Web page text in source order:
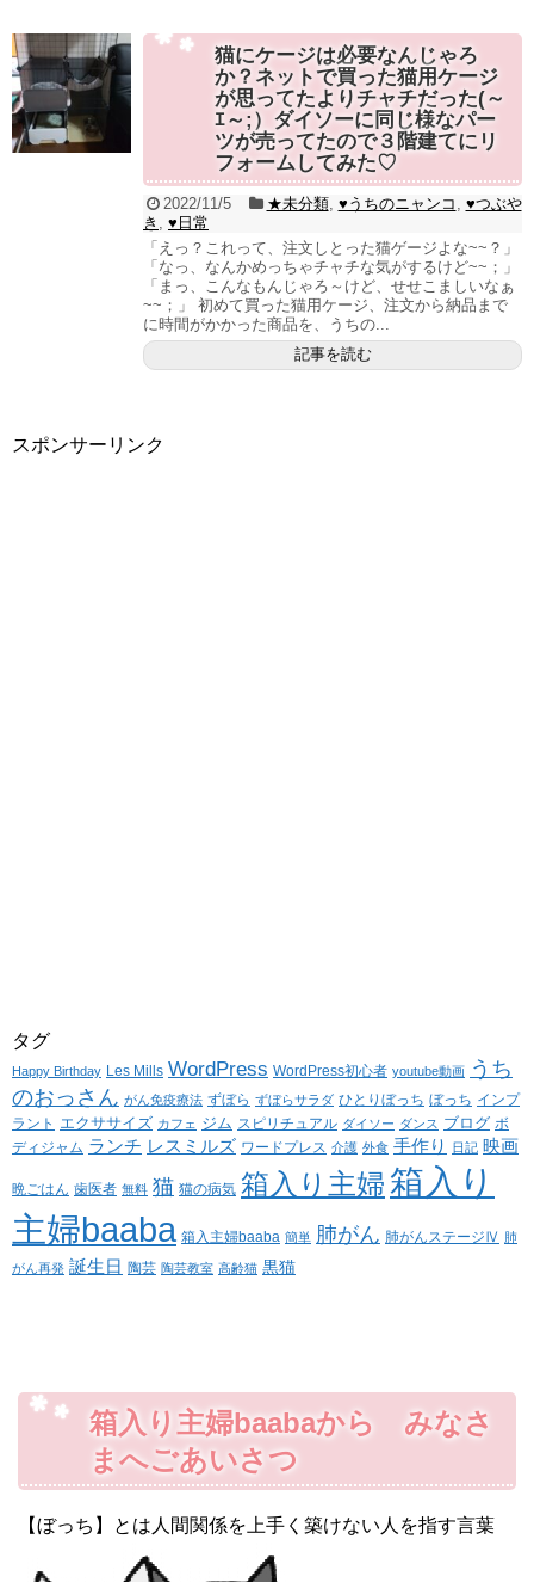
猫にケージは必要なんじゃろ
か？ネットで買った猫用ケージ
が思ってたよりチャチだった(～
ｴ～;）ダイソーに同じ様なパー
ツが売ってたので３階建てにリ
フォームしてみた♡
2022/11/5 ★未分類, ♥うちのニャンコ , ♥つぶや
き , ♥日常
「えっ？これって、注文しとった猫ゲージよな~~？」
「なっ、なんかめっちゃチャチな気がするけど~~；」
「まっ、こんなもんじゃろ～けど、せせこましいなぁ
~~；」 初めて買った猫用ケージ、注文から納品まで
に時間がかかった商品を、うちの...
記事を読む
スポンサーリンク
タグ
Happy Birthday Les Mills WordPress WordPress初心者 youtube動画 うち
のおっさん がん免疫療法 ずぼら ずぼらサラダ ひとりぼっち ぼっち インプ
ラント エクササイズ カフェ ジム スピリチュアル ダイソー ダンス ブログ ボ
ディジャム ランチ レスミルズ ワードプレス 介護 外食 手作り 日記 映画
晩ごはん 歯医者 無料 猫 猫の病気 箱入り主婦箱入り
主婦baaba 箱入主婦baaba 簡単 肺がん 肺がんステージⅣ 肺
がん再発 誕生日 陶芸 陶芸教室 高齢猫 黒猫
箱入り主婦baabaから みなさ
まへごあいさつ
【ぼっち】とは人間関係を上手く築けない人を指す言葉